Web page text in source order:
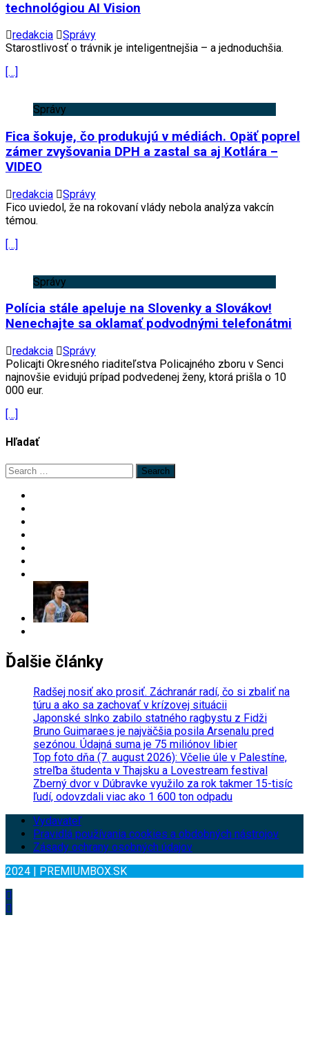
technológiou AI Vision
redakcia
Správy
Starostlivosť o trávnik je inteligentnejšia – a jednoduchšia.
[…]
Správy
Fica šokuje, čo produkujú v médiách. Opäť poprel
zámer zvyšovania DPH a zastal sa aj Kotlára –
VIDEO
redakcia
Správy
Fico uviedol, že na rokovaní vlády nebola analýza vakcín
témou.
[…]
Správy
Polícia stále apeluje na Slovenky a Slovákov!
Nenechajte sa oklamať podvodnými telefonátmi
redakcia
Správy
Policajti Okresného riaditeľstva Policajného zboru v Senci
najnovšie evidujú prípad podvedenej ženy, ktorá prišla o 10
000 eur.
[…]
Hľadať
Search
for:
Ďalšie články
Radšej nosiť ako prosiť. Záchranár radí, čo si zbaliť na
túru a ako sa zachovať v krízovej situácii
Japonské slnko zabilo statného ragbystu z Fidži
Bruno Guimaraes je najväčšia posila Arsenalu pred
sezónou. Údajná suma je 75 miliónov libier
Top foto dňa (7. august 2026): Včelie úle v Palestíne,
streľba študenta v Thajsku a Lovestream festival
Zberný dvor v Dúbravke využilo za rok takmer 15-tisíc
ľudí, odovzdali viac ako 1 600 ton odpadu
Vydavateľ
Pravidlá používania cookies a obdobných nástrojov
Zásady ochrany osobných údajov
2024 | PREMIUMBOX.SK